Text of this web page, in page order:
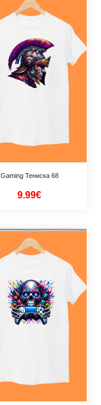
Gaming Тениска 68
9.99€